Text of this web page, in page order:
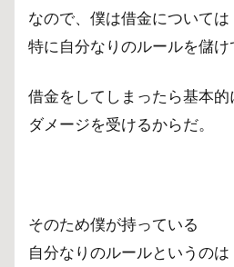
なので、僕は借金については
特に自分なりのルールを儲け
借金をしてしまったら基本的
ダメージを受けるからだ。
そのため僕が持っている
自分なりのルールというのは